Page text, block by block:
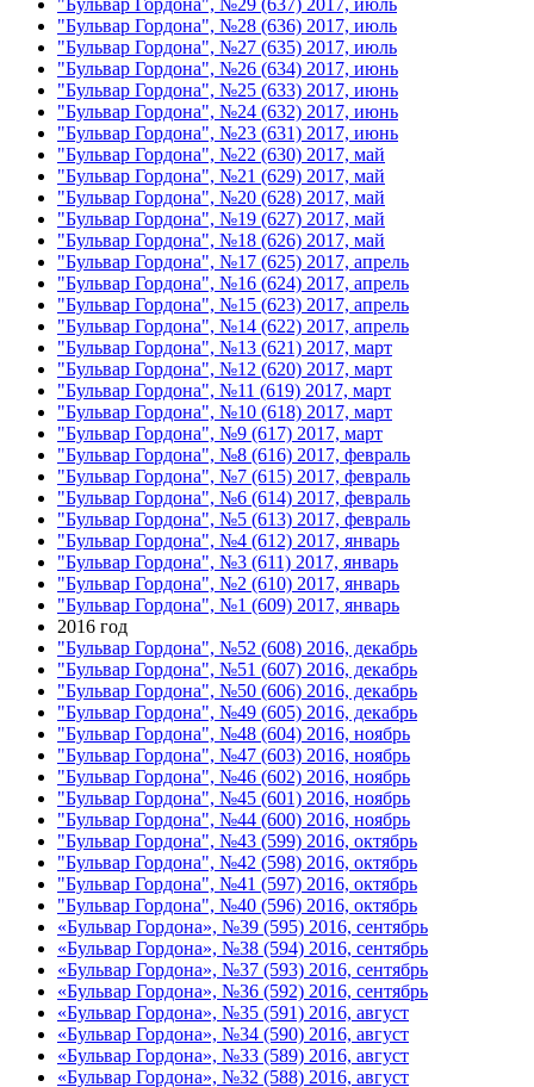
"Бульвар Гордона", №28 (636) 2017, июль
"Бульвар Гордона", №27 (635) 2017, июль
"Бульвар Гордона", №26 (634) 2017, июнь
"Бульвар Гордона", №25 (633) 2017, июнь
"Бульвар Гордона", №24 (632) 2017, июнь
"Бульвар Гордона", №23 (631) 2017, июнь
"Бульвар Гордона", №22 (630) 2017, май
"Бульвар Гордона", №21 (629) 2017, май
"Бульвар Гордона", №20 (628) 2017, май
"Бульвар Гордона", №19 (627) 2017, май
"Бульвар Гордона", №18 (626) 2017, май
"Бульвар Гордона", №17 (625) 2017, апрель
"Бульвар Гордона", №16 (624) 2017, апрель
"Бульвар Гордона", №15 (623) 2017, апрель
"Бульвар Гордона", №14 (622) 2017, апрель
"Бульвар Гордона", №13 (621) 2017, март
"Бульвар Гордона", №12 (620) 2017, март
"Бульвар Гордона", №11 (619) 2017, март
"Бульвар Гордона", №10 (618) 2017, март
"Бульвар Гордона", №9 (617) 2017, март
"Бульвар Гордона", №8 (616) 2017, февраль
"Бульвар Гордона", №7 (615) 2017, февраль
"Бульвар Гордона", №6 (614) 2017, февраль
"Бульвар Гордона", №5 (613) 2017, февраль
"Бульвар Гордона", №4 (612) 2017, январь
"Бульвар Гордона", №3 (611) 2017, январь
"Бульвар Гордона", №2 (610) 2017, январь
"Бульвар Гордона", №1 (609) 2017, январь
2016 год
"Бульвар Гордона", №52 (608) 2016, декабрь
"Бульвар Гордона", №51 (607) 2016, декабрь
"Бульвар Гордона", №50 (606) 2016, декабрь
"Бульвар Гордона", №49 (605) 2016, декабрь
"Бульвар Гордона", №48 (604) 2016, ноябрь
"Бульвар Гордона", №47 (603) 2016, ноябрь
"Бульвар Гордона", №46 (602) 2016, ноябрь
"Бульвар Гордона", №45 (601) 2016, ноябрь
"Бульвар Гордона", №44 (600) 2016, ноябрь
"Бульвар Гордона", №43 (599) 2016, октябрь
"Бульвар Гордона", №42 (598) 2016, октябрь
"Бульвар Гордона", №41 (597) 2016, октябрь
"Бульвар Гордона", №40 (596) 2016, октябрь
«Бульвар Гордона», №39 (595) 2016, сентябрь
«Бульвар Гордона», №38 (594) 2016, сентябрь
«Бульвар Гордона», №37 (593) 2016, сентябрь
«Бульвар Гордона», №36 (592) 2016, сентябрь
«Бульвар Гордона», №35 (591) 2016, август
«Бульвар Гордона», №34 (590) 2016, август
«Бульвар Гордона», №33 (589) 2016, август
«Бульвар Гордона», №32 (588) 2016, август